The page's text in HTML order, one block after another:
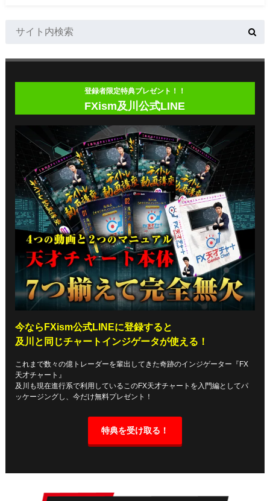
登録者限定特典プレゼント！！
FXism及川公式LINE
今ならFXism公式LINEに登録すると
及川と同じチャートインジゲータが使える！
これまで数々の億トレーダーを輩出してきた奇跡のインジゲーター『FX
天才チャート』
及川も現在進行系で利用しているこのFX天才チャートを入門編としてパ
ッケージングし、今だけ無料プレゼント！
特典を受け取る！